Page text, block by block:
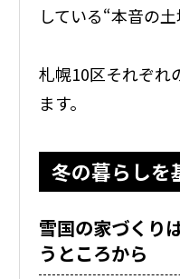
している“本音の土
札幌10区それぞれ
ます。
冬の暮らしを
雪国の家づくり
うところから